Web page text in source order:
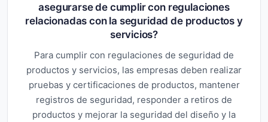
asegurarse de cumplir con regulaciones
relacionadas con la seguridad de productos y
servicios?
Para cumplir con regulaciones de seguridad de
productos y servicios, las empresas deben realizar
pruebas y certificaciones de productos, mantener
registros de seguridad, responder a retiros de
productos y mejorar la seguridad del diseño y la